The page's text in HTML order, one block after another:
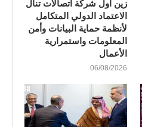
زين أول شركة اتصالات تنال
الاعتماد الدولي المتكامل
لأنظمة حماية البيانات وأمن
المعلومات واستمرارية
الأعمال
06/08/2026